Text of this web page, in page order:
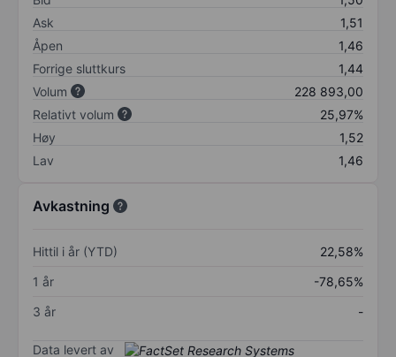
Ask
1,51
Åpen
1,46
Forrige sluttkurs
1,44
Volum
228 893,00
Relativt volum
25,97%
Høy
1,52
Lav
1,46
Avkastning
Hittil i år (YTD)
22,58%
1 år
-78,65%
3 år
-
Data levert av